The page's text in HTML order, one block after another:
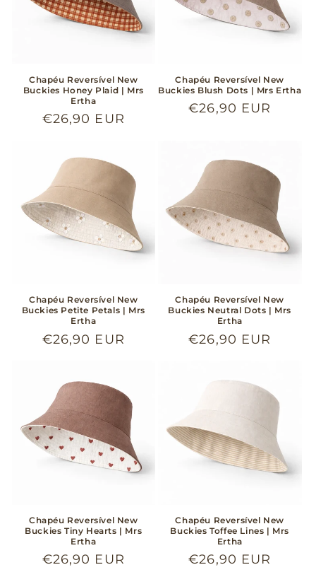
Chapéu Reversível New
Buckies Honey Plaid | Mrs
Ertha
Preço
€26,90 EUR
Chapéu Reversível New
Buckies Blush Dots | Mrs Ertha
Preço
€26,90 EUR
Chapéu Reversível New
Buckies Petite Petals | Mrs
Ertha
Preço
€26,90 EUR
Chapéu Reversível New
Buckies Neutral Dots | Mrs
Ertha
Preço
€26,90 EUR
Chapéu Reversível New
Buckies Tiny Hearts | Mrs
Ertha
Preço
€26,90 EUR
Chapéu Reversível New
Buckies Toffee Lines | Mrs
Ertha
Preço
€26,90 EUR